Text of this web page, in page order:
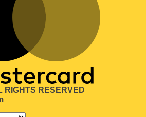
RIGHTS RESERVED